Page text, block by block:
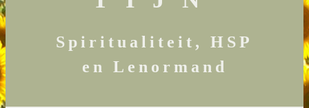
Spiritualiteit, HSP
en Lenormand